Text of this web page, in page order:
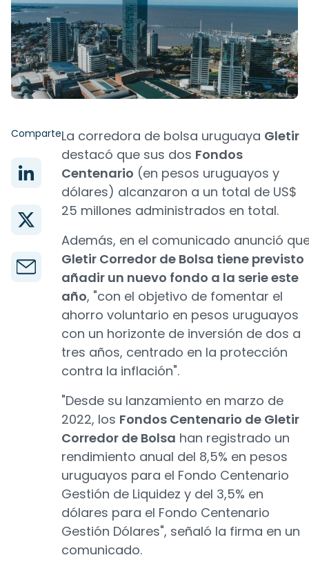
ComparteLa corredora de bolsa uruguaya Gletir
destacó que sus dos Fondos
Centenario (en pesos uruguayos y
dólares) alcanzaron a un total de US$
25 millones administrados en total.
Además, en el comunicado anunció
Gletir Corredor de Bolsa tiene previsto
añadir un nuevo fondo a la serie este
año, "con el objetivo de fomentar el
ahorro voluntario en pesos uruguayos
con un horizonte de inversión de dos a
tres años, centrado en la protección
contra la inflación".
"Desde su lanzamiento en marzo de
2022, los Fondos Centenario de Gletir
Corredor de Bolsa han registrado un
rendimiento anual del 8,5% en pesos
uruguayos para el Fondo Centenario
Gestión de Liquidez y del 3,5% en
dólares para el Fondo Centenario
Gestión Dólares", señaló la firma en un
comunicado.